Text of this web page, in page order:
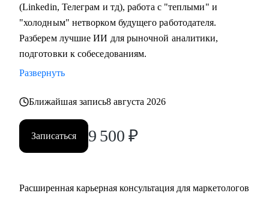
выстраивающим маркетинг.
(Linkedin, Телеграм и тд), работа с "теплыми" и
"холодным" нетворком будущего работодателя.
Разберем лучшие ИИ для рыночной аналитики,
подготовки к собеседованиям.
Развернуть
Ближайшая запись8 августа 2026
Записаться 9 500 ₽
Расширенная карьерная консультация для маркетологов